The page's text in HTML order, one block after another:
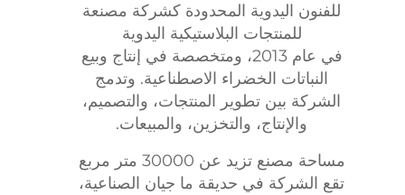
للفنون اليدوية المحدودة كشركة مصنعة
للمنتجات البلاستيكية اليدوية
في عام 2013، ومتخصصة في إنتاج وبيع
النباتات الخضراء الاصطناعية. وتدمج
الشركة بين تطوير المنتجات، والتصميم،
والإنتاج، والتخزين، والمبيعات.
مساحة مصنع تزيد عن 30000 متر مربع
تقع الشركة في حديقة ما جيان الصناعية،